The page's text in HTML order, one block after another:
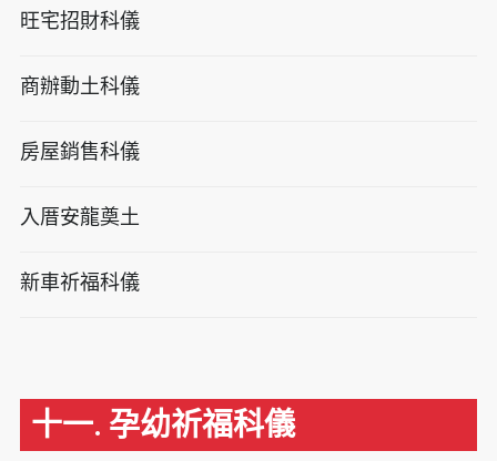
旺宅招財科儀
商辦動土科儀
房屋銷售科儀
入厝安龍奠土
新車祈福科儀
十一. 孕幼祈福科儀